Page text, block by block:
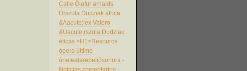
Calle Ölafur arnalds
Úrszula Dudziak áfrica
&Aacute;lex Valero
&Uacute;rszula Dudziak
éticas <H1>Resource
ópera último
únetealarebeliósonora -